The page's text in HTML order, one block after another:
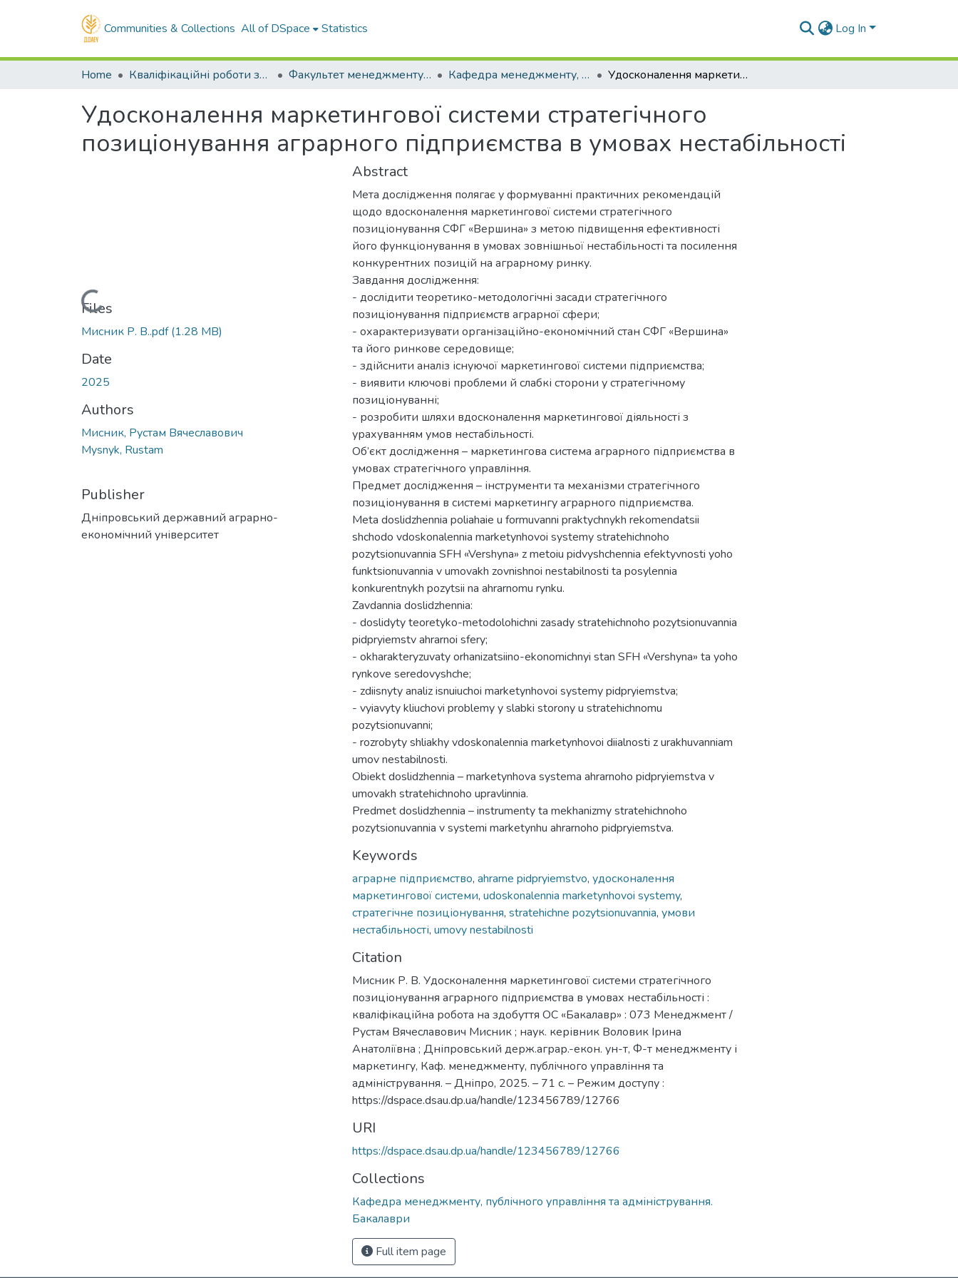
Communities & Collections All of DSpace Statistics Log In
Home Кваліфікаційні роботи здобувачів вищої освіти Факультет менеджменту і маркетингу Кафедра менеджменту, публічного управління та адміністрування. Бакалаври Удосконалення маркетингової системи стратегічного позиціонування аграрного підприємства в умовах нестабільності
Удосконалення маркетингової системи стратегічного
позиціонування аграрного підприємства в умовах нестабільності
Loading...
Files
Мисник Р. В..pdf(1.28 MB)
Date
2025
Authors
Мисник, Рустам Вячеславович
Mysnyk, Rustam
Publisher
Дніпровський державний аграрно-
економічний університет
Abstract
Мета дослідження полягає у формуванні практичних рекомендацій
щодо вдосконалення маркетингової системи стратегічного
позиціонування СФГ «Вершина» з метою підвищення ефективності
його функціонування в умовах зовнішньої нестабільності та посилення
конкурентних позицій на аграрному ринку.
Завдання дослідження:
- дослідити теоретико-методологічні засади стратегічного
позиціонування підприємств аграрної сфери;
- охарактеризувати організаційно-економічний стан СФГ «Вершина»
та його ринкове середовище;
- здійснити аналіз існуючої маркетингової системи підприємства;
- виявити ключові проблеми й слабкі сторони у стратегічному
позиціонуванні;
- розробити шляхи вдосконалення маркетингової діяльності з
урахуванням умов нестабільності.
Об’єкт дослідження – маркетингова система аграрного підприємства в
умовах стратегічного управління.
Предмет дослідження – інструменти та механізми стратегічного
позиціонування в системі маркетингу аграрного підприємства.
Meta doslidzhennia poliahaie u formuvanni praktychnykh rekomendatsii
shchodo vdoskonalennia marketynhovoi systemy stratehichnoho
pozytsionuvannia SFH «Vershyna» z metoiu pidvyshchennia efektyvnosti yoho
funktsionuvannia v umovakh zovnishnoi nestabilnosti ta posylennia
konkurentnykh pozytsii na ahrarnomu rynku.
Zavdannia doslidzhennia:
- doslidyty teoretyko-metodolohichni zasady stratehichnoho pozytsionuvannia
pidpryiemstv ahrarnoi sfery;
- okharakteryzuvaty orhanizatsiino-ekonomichnyi stan SFH «Vershyna» ta yoho
rynkove seredovyshche;
- zdiisnyty analiz isnuiuchoi marketynhovoi systemy pidpryiemstva;
- vyiavyty kliuchovi problemy y slabki storony u stratehichnomu
pozytsionuvanni;
- rozrobyty shliakhy vdoskonalennia marketynhovoi diialnosti z urakhuvanniam
umov nestabilnosti.
Obiekt doslidzhennia – marketynhova systema ahrarnoho pidpryiemstva v
umovakh stratehichnoho upravlinnia.
Predmet doslidzhennia – instrumenty ta mekhanizmy stratehichnoho
pozytsionuvannia v systemi marketynhu ahrarnoho pidpryiemstva.
Keywords
аграрне підприємство, ahrarne pidpryiemstvo, удосконалення
маркетингової системи, udoskonalennia marketynhovoi systemy,
стратегічне позиціонування, stratehichne pozytsionuvannia, умови
нестабільності, umovy nestabilnosti
Citation
Мисник Р. В. Удосконалення маркетингової системи стратегічного
позиціонування аграрного підприємства в умовах нестабільності :
кваліфікаційна робота на здобуття ОС «Бакалавр» : 073 Менеджмент /
Рустам Вячеславович Мисник ; наук. керівник Воловик Ірина
Анатоліївна ; Дніпровський держ.аграр.-екон. ун-т, Ф-т менеджменту і
маркетингу, Каф. менеджменту, публічного управління та
адміністрування. – Дніпро, 2025. – 71 с. – Режим доступу :
https://dspace.dsau.dp.ua/handle/123456789/12766
URI
https://dspace.dsau.dp.ua/handle/123456789/12766
Collections
Кафедра менеджменту, публічного управління та адміністрування.
Бакалаври
Full item page